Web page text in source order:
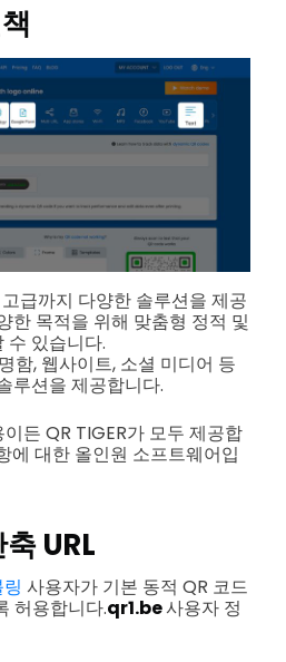
급까지 다양한 솔루션을 제공
한 목적을 위해 맞춤형 정적 및
수 있습니다.
함, 웹사이트, 소셜 미디어 등
루션을 제공합니다.
든 QR TIGER가 모두 제공합
에 대한 올인원 소프트웨어입
URL
사용자가 기본 동적 QR 코드
허용합니다.qr1.be사용자 정